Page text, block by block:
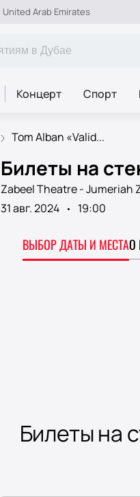
United Arab Emirates
Концерт Спорт
Tom Alban «Valid...
Билеты на
Zabeel Theatre - Jumeriah
31 авг. 2024
19:00
ВЫБОР ДАТЫ И МЕСТАО
Билеты на